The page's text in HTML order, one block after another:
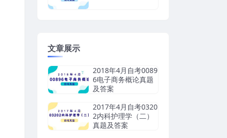
文章展示
2018年4月自考0089
6电子商务概论真题
及答案
2017年4月自考0320
2内科护理学（二）
真题及答案